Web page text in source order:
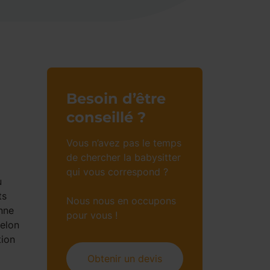
Besoin d’être
conseillé ?
Vous n’avez pas le temps
de chercher la babysitter
qui vous correspond ?
Nous nous en occupons
pour vous !
Obtenir un devis